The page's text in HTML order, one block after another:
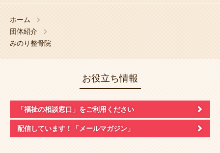
ホーム
団体紹介
みのり整骨院
お役立ち情報
「福祉の相談窓口」 をご利用ください
配信しています！ 「メールマガジン」